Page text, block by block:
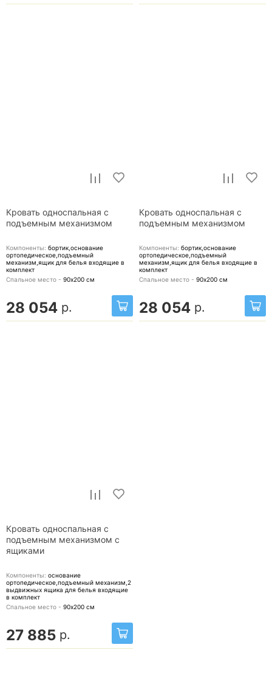
Кровать односпальная с
подъемным механизмом
Компоненты: бортик,основание
ортопедическое,подъемный
механизм,ящик для белья входящие в
комплект
Спальное место - 90х200 см
28 054 р.
Кровать односпальная с
подъемным механизмом
Компоненты: бортик,основание
ортопедическое,подъемный
механизм,ящик для белья входящие в
комплект
Спальное место - 90х200 см
28 054 р.
Кровать односпальная с
подъемным механизмом с
ящиками
Компоненты: основание
ортопедическое,подъемный механизм,2
выдвижных ящика для белья входящие
в комплект
Спальное место - 90х200 см
27 885 р.